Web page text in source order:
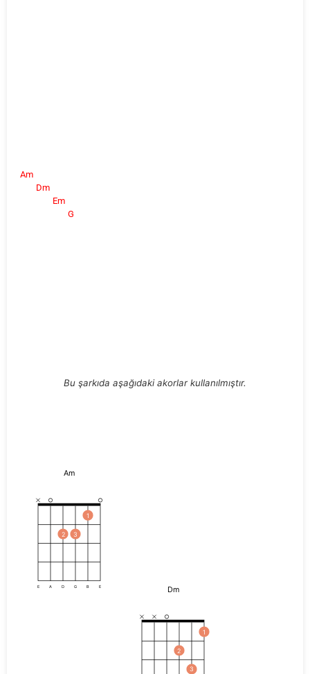
Am
Dm
Em
G
Bu şarkıda aşağıdaki akorlar kullanılmıştır.
Am
2 3
1
E A D G B E Dm
2
3
1